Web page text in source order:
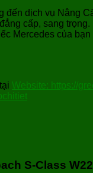
đến dịch vụ Nâng
cấp, sang
Mercedes của bạn
Website: https://
S-Class